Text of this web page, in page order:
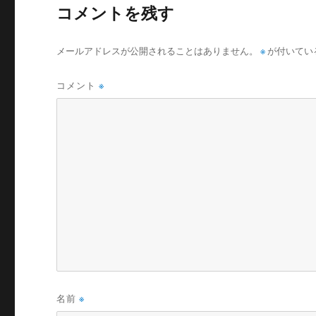
コメントを残す
メールアドレスが公開されることはありません。 ※ が付いてい
コメント※
名前※